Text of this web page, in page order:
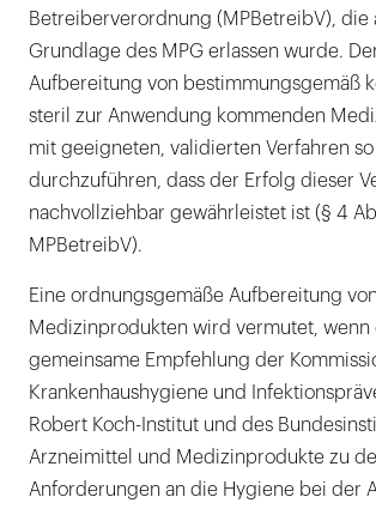
Betreiberverordnung (MPBetreibV), die
Grundlage des MPG erlassen wurde.
Aufbereitung von bestimmungsgemäß
steril zur Anwendung kommenden
mit geeigneten, validierten Verfahren so
durchzuführen, dass der Erfolg dieser
nachvollziehbar gewährleistet ist (§ 4
MPBetreibV).
Eine ordnungsgemäße Aufbereitung von
Medizinprodukten wird vermutet, wenn
gemeinsame Empfehlung der
Krankenhaushygiene und
Robert Koch-Institut und des
Arzneimittel und Medizinprodukte zu
Anforderungen an die Hygiene bei der